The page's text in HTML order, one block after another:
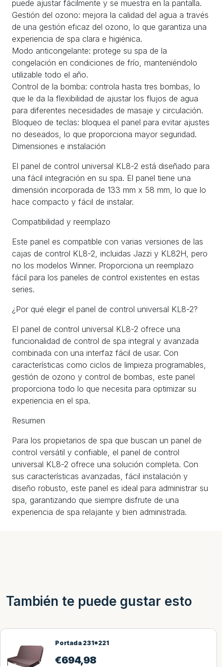
puede ajustar fácilmente y se muestra en la pantalla.
Gestión del ozono: mejora la calidad del agua a través
de una gestión eficaz del ozono, lo que garantiza una
experiencia de spa clara e higiénica.
Modo anticongelante: protege su spa de la
congelación en condiciones de frío, manteniéndolo
utilizable todo el año.
Control de la bomba: controla hasta tres bombas, lo
que le da la flexibilidad de ajustar los flujos de agua
para diferentes necesidades de masaje y circulación.
Bloqueo de teclas: bloquea el panel para evitar ajustes
no deseados, lo que proporciona mayor seguridad.
Dimensiones e instalación
El panel de control universal KL8-2 está diseñado para
una fácil integración en su spa. El panel tiene una
dimensión incorporada de 133 mm x 58 mm, lo que lo
hace compacto y fácil de instalar.
Compatibilidad y reemplazo
Este panel es compatible con varias versiones de las
cajas de control KL8-2, incluidas Jazzi y KL82H, pero
no los modelos Winner. Proporciona un reemplazo
fácil para los paneles de control existentes en estas
series.
¿Por qué elegir el panel de control universal KL8-2?
El panel de control universal KL8-2 ofrece una
funcionalidad de control de spa integral y avanzada
combinada con una interfaz fácil de usar. Con
características como ciclos de limpieza programables,
gestión de ozono y control de bombas, este panel
proporciona todo lo que necesita para optimizar su
experiencia en el spa.
Resumen
Para los propietarios de spa que buscan un panel de
control versátil y confiable, el panel de control
universal KL8-2 ofrece una solución completa. Con
sus características avanzadas, fácil instalación y
diseño robusto, este panel es ideal para administrar su
spa, garantizando que siempre disfrute de una
experiencia de spa relajante y bien administrada.
También te puede gustar esto
Portada 231*221
€694,98